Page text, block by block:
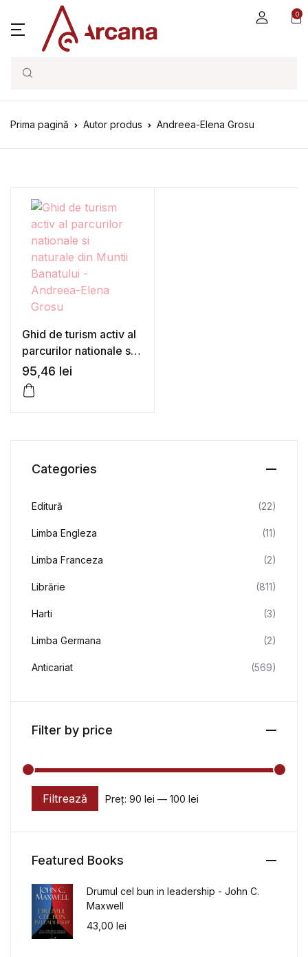
0
Search
Prima pagină Autor produs Andreea-Elena Grosu
Ghid de turism activ al
parcurilor nationale si
naturale din Muntii
Banatului – Andreea-
Elena Grosu
95,46 lei
Categories
Editură (22)
Limba Engleza (11)
Limba Franceza (2)
Librărie (811)
Harti (3)
Limba Germana (2)
Anticariat (569)
Filter by price
Preț minim
Preț maxim
Filtrează Preț: 90 lei — 100 lei
Featured Books
Drumul cel bun in leadership - John C.
Maxwell
43,00 lei